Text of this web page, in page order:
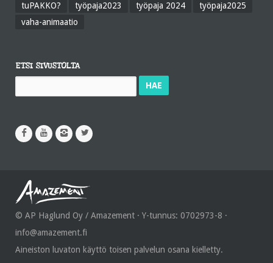
tuPAKKO?
työpaja2023 työpaja 2024
työpaja2025
vaha-animaatio
ETSI SIVUSTOLTA
© AP Haglund Oy / Amazement · Y-tunnus: 0702973-8 ·
info@amazement.fi
Aineiston luvaton käyttö toisen palvelun osana kielletty.